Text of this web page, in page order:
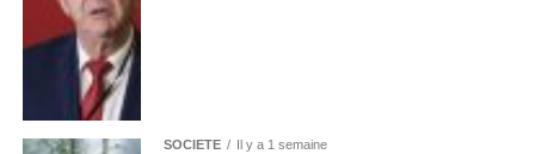
SOCIÉTÉ Il y a 1 semaine